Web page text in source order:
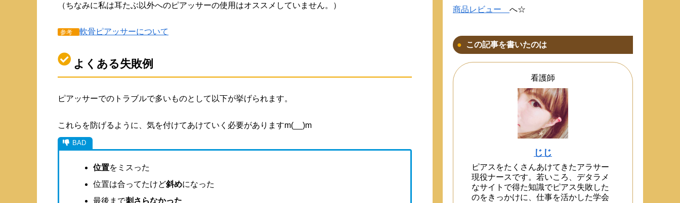
（ちなみに私は耳たぶ以外へのピアッサーの使用はオススメしていません。）
参考 軟骨ピアッサーについて
よくある失敗例
ピアッサーでのトラブルで多いものとして以下が挙げられます。
これらを防げるように、気を付けてあけていく必要がありますm(__)m
位置をミスった
位置は合ってたけど斜めになった
最後まで刺さらなかった
商品レビュー へ☆
この記事を書いたのは
看護師
じじ
ピアスをたくさんあけてきたアラサー
現役ナースです。若いころ、デタラメ
なサイトで得た知識でピアス失敗した
のをきっかけに、仕事を活かした学会